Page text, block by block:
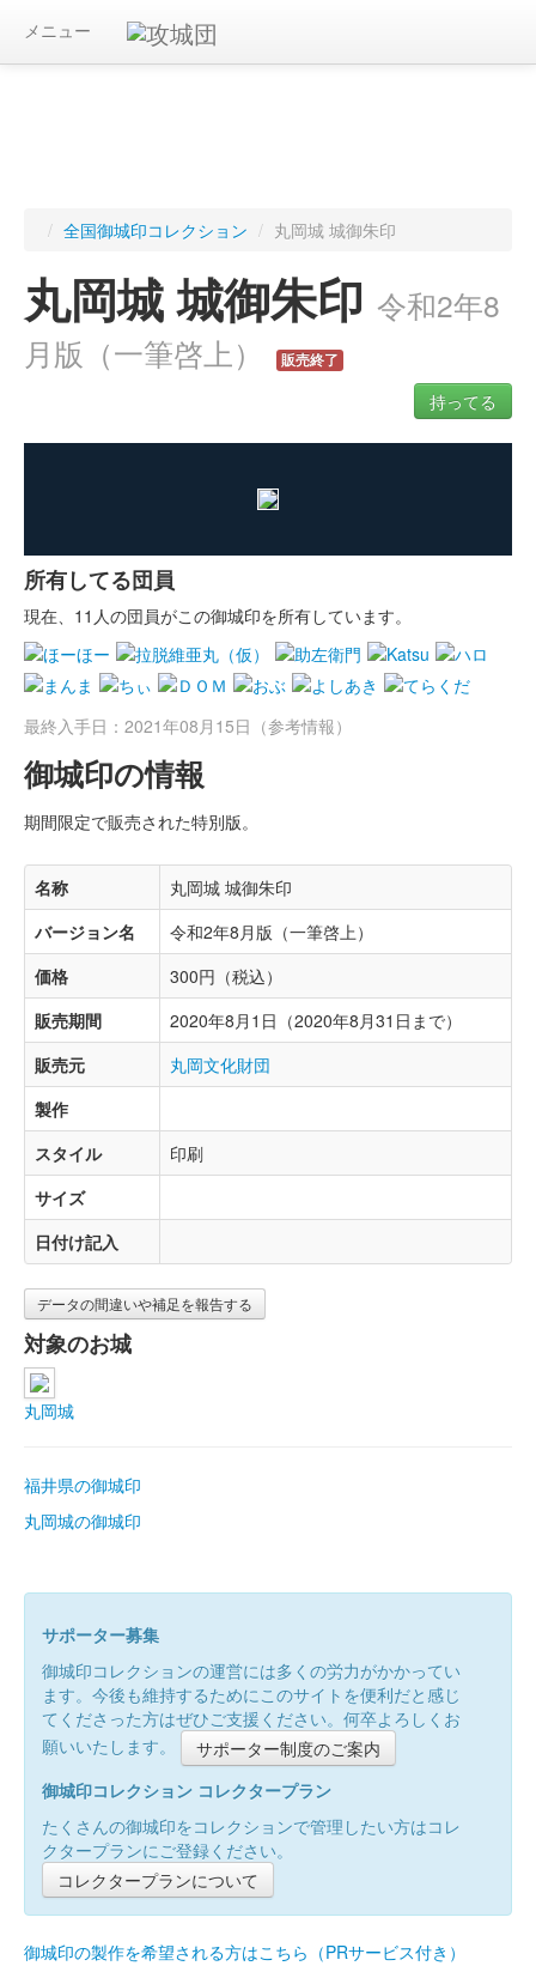
メニュー
/ 全国御城印コレクション / 丸岡城 城御朱印
丸岡城 城御朱印 令和2年8
月版（一筆啓上）
販売終了
持ってる
所有してる団員
現在、11人の団員がこの御城印を所有しています。
最終入手日：2021年08月15日（参考情報）
御城印の情報
期間限定で販売された特別版。
名称
丸岡城 城御朱印
バージョン名
令和2年8月版（一筆啓上）
価格
300円（税込）
販売期間
2020年8月1日（2020年8月31日まで）
販売元
丸岡文化財団
製作
スタイル
印刷
サイズ
日付け記入
データの間違いや補足を報告する
対象のお城
丸岡城
福井県の御城印
丸岡城の御城印
サポーター募集
御城印コレクションの運営には多くの労力がかかってい
ます。今後も維持するためにこのサイトを便利だと感じ
てくださった方はぜひご支援ください。何卒よろしくお
願いいたします。
サポーター制度のご案内
御城印コレクション コレクタープラン
たくさんの御城印をコレクションで管理したい方はコレ
クタープランにご登録ください。
コレクタープランについて
御城印の製作を希望される方はこちら（PRサービス付き）